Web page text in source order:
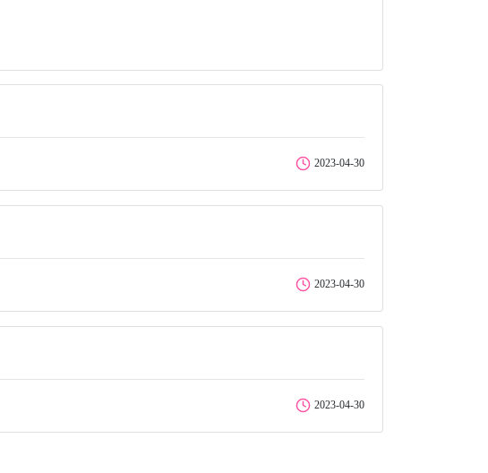
2023-04-30
2023-04-30
2023-04-30